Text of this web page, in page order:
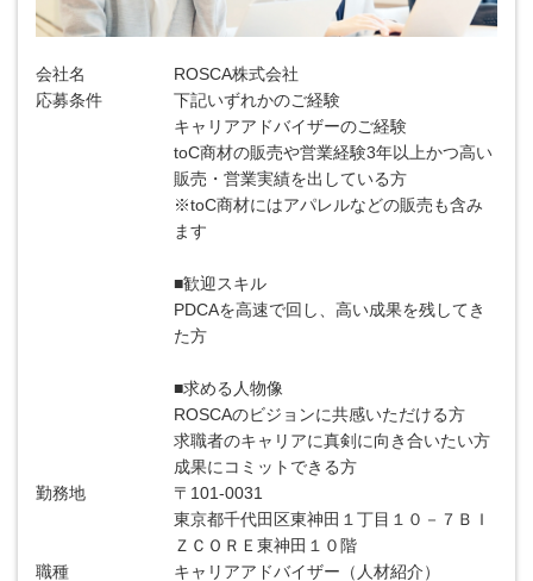
会社名
ROSCA株式会社
応募条件
下記いずれかのご経験
キャリアアドバイザーのご経験
toC商材の販売や営業経験3年以上かつ高い
販売・営業実績を出している方
※toC商材にはアパレルなどの販売も含み
ます
■歓迎スキル
PDCAを高速で回し、高い成果を残してき
た方
■求める人物像
ROSCAのビジョンに共感いただける方
求職者のキャリアに真剣に向き合いたい方
成果にコミットできる方
勤務地
〒101-0031
東京都千代田区東神田１丁目１０－７ＢＩ
ＺＣＯＲＥ東神田１０階
職種
キャリアアドバイザー（人材紹介）